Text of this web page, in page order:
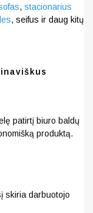
, stacionarius
, seifus ir daug kitų
patirtį biuro baldų
produktą.
skiria darbuotojo